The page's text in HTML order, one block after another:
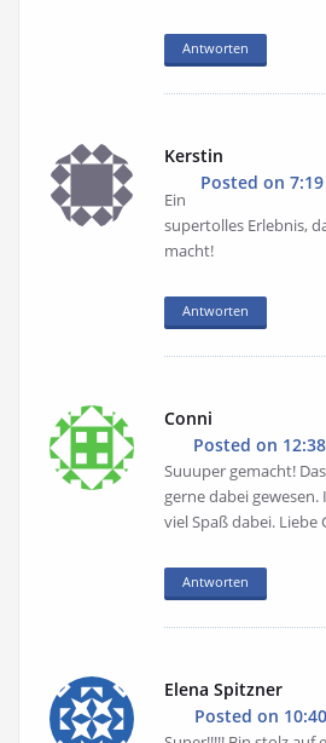
Antworten
Kerstin
Posted on
Ein
supertolles Erlebnis,
macht!
Antworten
Conni
Posted on
Suuuper gemacht!
gerne dabei
viel Spaß dabei. Liebe
Antworten
Elena Spitzner
Posted on